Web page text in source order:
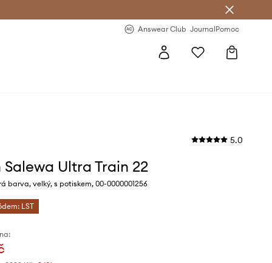
Answear Club JournalPomoc
5.0
Salewa Ultra Train 22
barva, velký, s potiskem, 00-0000001256
LST